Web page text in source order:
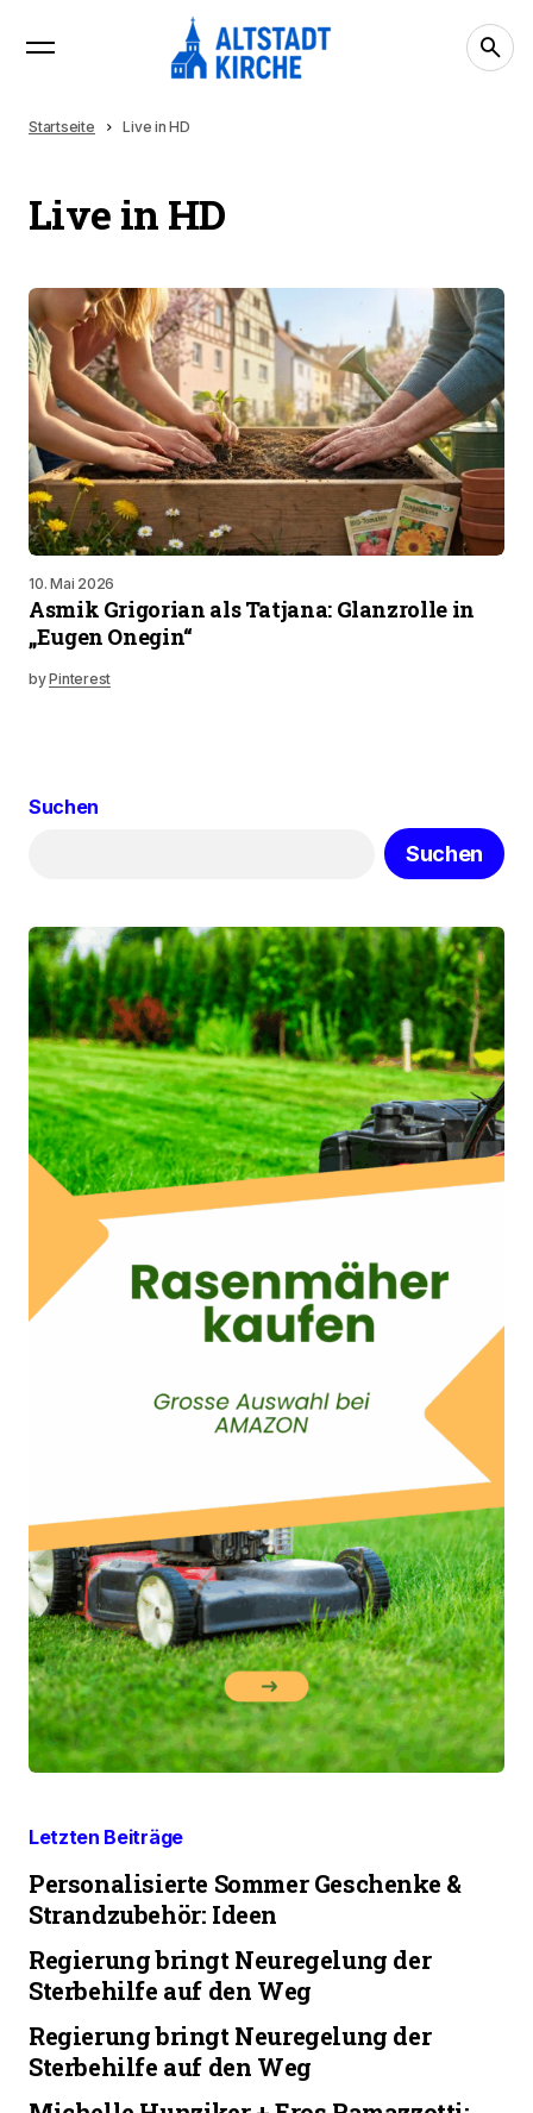
Startseite Live in HD
Live in HD
10. Mai 2026
Asmik Grigorian als Tatjana: Glanzrolle in
„Eugen Onegin“
byPinterest
Suchen
Suchen
Letzten Beiträge
Personalisierte Sommer Geschenke &
Strandzubehör: Ideen
Regierung bringt Neuregelung der
Sterbehilfe auf den Weg
Regierung bringt Neuregelung der
Sterbehilfe auf den Weg